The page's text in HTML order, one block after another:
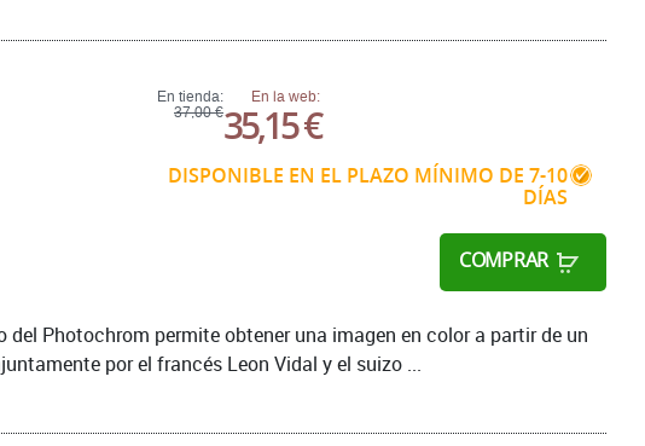
En tienda:
37,00 €
En la web:
35,15 €
DISPONIBLE EN EL PLAZO MÍNIMO DE 7-10
DÍAS
COMPRAR
Photochrom permite obtener una imagen en color a partir de un
por el francés Leon Vidal y el suizo ...